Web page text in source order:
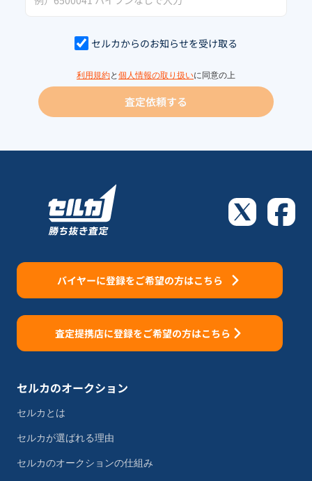
セルカからのお知らせを受け取る
利用規約と 個人情報の取り扱いに同意の上
査定依頼する
バイヤーに登録をご希望の方はこちら
査定提携店に登録をご希望の方はこちら
セルカのオークション
セルカとは
セルカが選ばれる理由
セルカのオークションの仕組み